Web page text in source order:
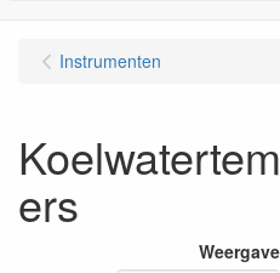
Instrumenten
ers
Weergave